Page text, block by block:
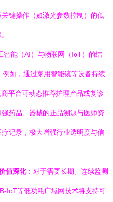
键操作（如激光参数控制）的低
智能（AI）与物联网（IoT）的结
如，通过家用智能镜等设备持续
平台可动态推荐护理产品或复诊
药品、器械的正品溯源与医师资
记录，极大增强行业透明度与信
值深化：对于需要长期、连续监测
IoT等低功耗广域网技术将支持可